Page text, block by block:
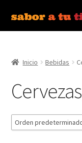
Ir
a
Ir
al
Bebidas
Caldos, Salsas y
Carnes y Embutidos
Inicio Bebidas